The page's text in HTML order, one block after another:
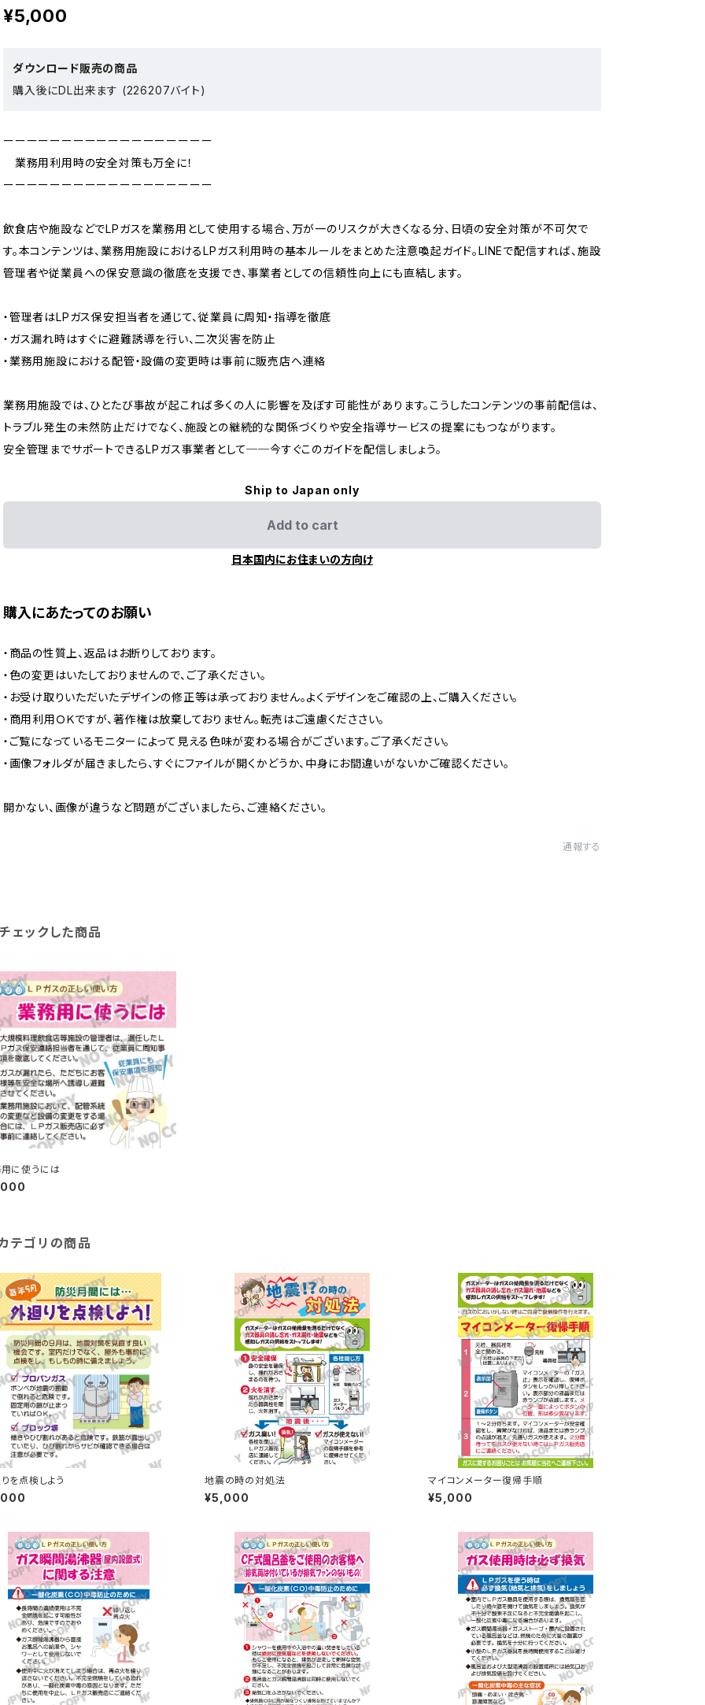
¥5,000
ダウンロード販売の商品
購入後にDL出来ます (226207バイト)
ーーーーーーーーーーーーーーーーーー
業務用利用時の安全対策も万全に！
ーーーーーーーーーーーーーーーーーー
飲食店や施設などでLPガスを業務用として使用する場合、万が一のリスクが大きくなる分、日頃の安全対策が不可欠で
す。本コンテンツは、業務用施設におけるLPガス利用時の基本ルールをまとめた注意喚起ガイド。LINEで配信すれば、施設
管理者や従業員への保安意識の徹底を支援でき、事業者としての信頼性向上にも直結します。
・管理者はLPガス保安担当者を通じて、従業員に周知・指導を徹底
・ガス漏れ時はすぐに避難誘導を行い、二次災害を防止
・業務用施設における配管・設備の変更時は事前に販売店へ連絡
業務用施設では、ひとたび事故が起これば多くの人に影響を及ぼす可能性があります。こうしたコンテンツの事前配信は、
トラブル発生の未然防止だけでなく、施設との継続的な関係づくりや安全指導サービスの提案にもつながります。
安全管理までサポートできるLPガス事業者として──今すぐこのガイドを配信しましょう。
Ship to Japan only
Add to cart
日本国内にお住まいの方向け
購入にあたってのお願い
・商品の性質上、返品はお断りしております。
・色の変更はいたしておりませんので、ご了承ください。
・お受け取りいただいたデザインの修正等は承っておりません。よくデザインをご確認の上、ご購入ください。
・商用利用ＯＫですが、著作権は放棄しておりません。転売はご遠慮くだささい。
・ご覧になっているモニターによって見える色味が変わる場合がございます。ご了承ください。
・画像フォルダが届きましたら、すぐにファイルが開くかどうか、中身にお間違いがないかご確認ください。
開かない、画像が違うなど問題がございましたら、ご連絡ください。
通報する
ェックした商品
に使うには
テゴリの商品
を点検しよう 地震の時の対処法
¥5,000
マイコンメーター復帰手順
¥5,000